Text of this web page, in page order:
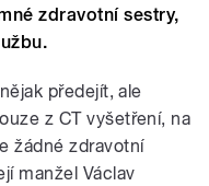
zdravotní sestry,
předejít, ale
z CT vyšetření, na
žádné zdravotní
manžel Václav